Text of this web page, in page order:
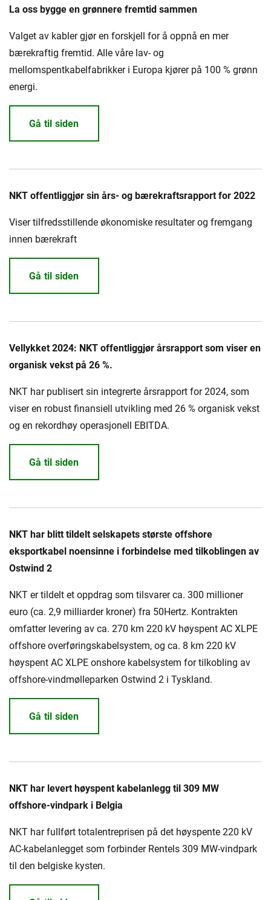
La oss bygge en grønnere fremtid sammen
Valget av kabler gjør en forskjell for å oppnå en mer
bærekraftig fremtid. Alle våre lav- og
mellomspentkabelfabrikker i Europa kjører på 100 % grønn
energi.
Gå til siden
NKT offentliggjør sin års- og bærekraftsrapport for 2022
Viser tilfredsstillende økonomiske resultater og fremgang
innen bærekraft
Gå til siden
Vellykket 2024: NKT offentliggjør årsrapport som viser en
organisk vekst på 26 %.
NKT har publisert sin integrerte årsrapport for 2024, som
viser en robust finansiell utvikling med 26 % organisk vekst
og en rekordhøy operasjonell EBITDA.
Gå til siden
NKT har blitt tildelt selskapets største offshore
eksportkabel noensinne i forbindelse med tilkoblingen av
Ostwind 2
NKT er tildelt et oppdrag som tilsvarer ca. 300 millioner
euro (ca. 2,9 milliarder kroner) fra 50Hertz. Kontrakten
omfatter levering av ca. 270 km 220 kV høyspent AC XLPE
offshore overføringskabelsystem, og ca. 8 km 220 kV
høyspent AC XLPE onshore kabelsystem for tilkobling av
offshore-vindmølleparken Ostwind 2 i Tyskland.
Gå til siden
NKT har levert høyspent kabelanlegg til 309 MW
offshore-vindpark i Belgia
NKT har fullført totalentreprisen på det høyspente 220 kV
AC-kabelanlegget som forbinder Rentels 309 MW-vindpark
til den belgiske kysten.